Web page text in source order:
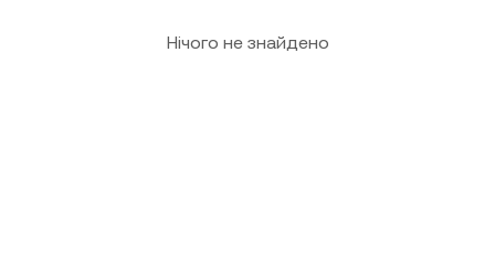
Нічого не знайдено